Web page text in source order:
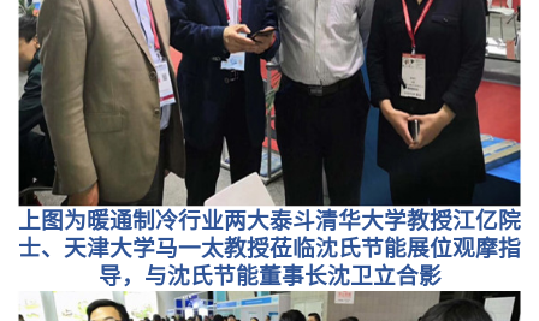
上图为暖通制冷行业两大泰斗清华大学教授江亿院
士、天津大学马一太教授莅临沈氏节能展位观摩指
导，与沈氏节能董事长沈卫立合影